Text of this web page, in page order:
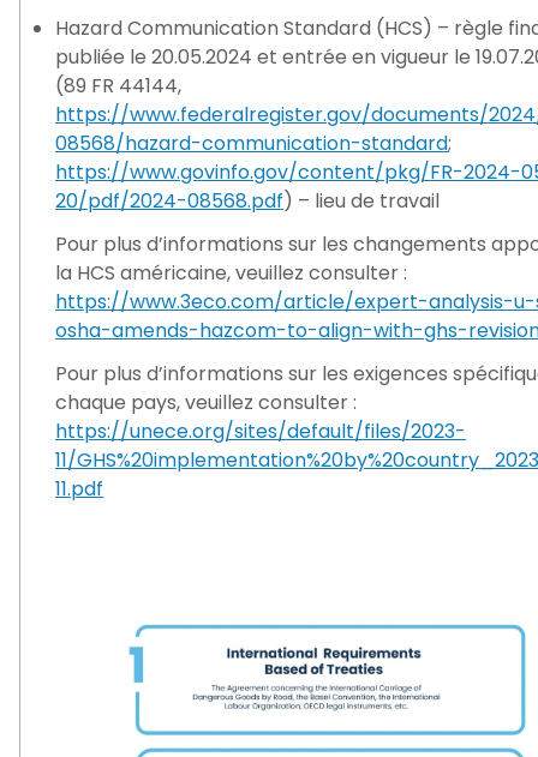
Hazard Communication Standard (HCS) – règle
publiée le 20.05.2024 et entrée en vigueur le
(89 FR 44144,
https://www.federalregister.gov/documents/
08568/hazard-communication-standard;
https://www.govinfo.gov/content/pkg/FR-2024-
20/pdf/2024-08568.pdf) – lieu de travail
Pour plus d’informations sur les changements
la HCS américaine, veuillez consulter :
https://www.3eco.com/article/expert-analysis-
osha-amends-hazcom-to-align-with-ghs-
Pour plus d’informations sur les exigences
chaque pays, veuillez consulter :
https://unece.org/sites/default/files/2023-
11/
11.pdf